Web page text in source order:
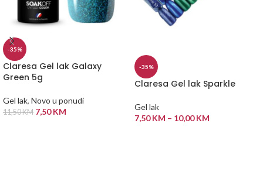
-35%
Claresa Gel lak Galaxy
Green 5g
Gel lak, Novo u ponudi
11,50KM 7,50KM
-35%
Claresa Gel lak Sparkle
Gel lak
7,50KM – 10,00KM